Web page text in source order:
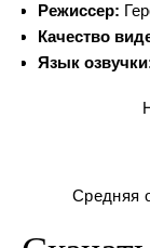
Режиссер:
Качество
Язык
Средняя